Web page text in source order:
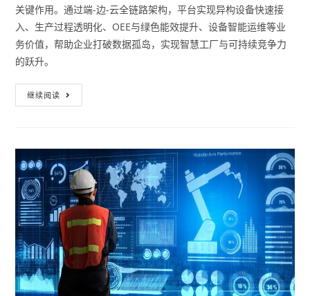
关键作用。通过端-边-云全链路架构，平台实现异构设备快速接
入、生产过程透明化、OEE与绿色能效提升、设备智能运维等业
务价值，帮助企业打破数据孤岛，实现智慧工厂与可持续竞争力
的跃升。
继续阅读